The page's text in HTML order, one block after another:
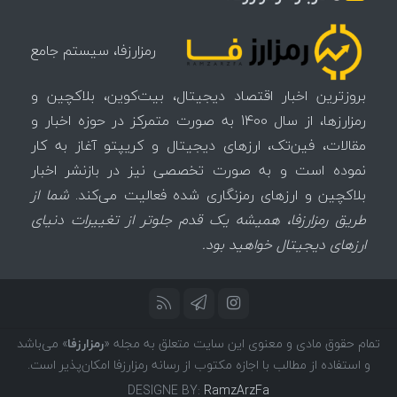
رمزارزفا، سیستم جامع
بروزترین اخبار اقتصاد دیجیتال، بیت‌کوین، بلاکچین و
رمزارزها، از سال 1400 به صورت متمرکز در حوزه اخبار و
مقالات، فین‌تک، ارزهای‌ دیجیتال و کریپتو آغاز به کار
نموده است و به صورت تخصصی نیز در بازنشر اخبار
بلاکچین و ارزهای رمزنگاری شده فعالیت می‌کند.شما از
طریق رمزارزفا، همیشه یک قدم جلوتر از تغییرات دنیای
ارزهای دیجیتال خواهید بود.
تمام حقوق مادی و معنوی این سایت متعلق به مجله «رمزارزفا» می‌باشد
و استفاده از مطالب با اجازه مکتوب از رسانه رمزارزفا امکان‌پذیر است.
DESIGNE BY: RamzArzFa